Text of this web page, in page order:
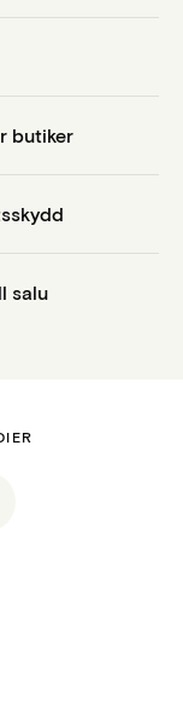
butiker
salu